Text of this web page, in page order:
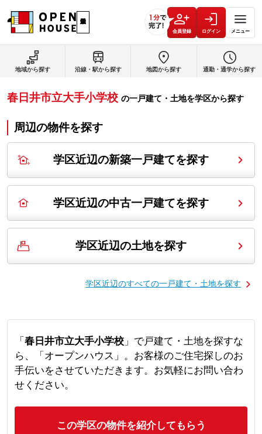
会員登録 ログイン メニュー
地域から探す 沿線・駅から探す 地図から探す 通勤・通学から探す
春日井市立大手小学校 の一戸建て・土地を学区から探す
周辺の物件を探す
学区近辺の新築一戸建てを探す
学区近辺の中古一戸建てを探す
学区近辺の土地を探す
学区近辺のすべての一戸建て・土地を探す
「 春日井市立大手小学校」で戸建て・土地を探すな
ら、「オープンハウス」。お客様のご住宅探しのお
手伝いをさせていただきます。お気軽にお問い合わ
せください。
この学区の物件を紹介してもらう